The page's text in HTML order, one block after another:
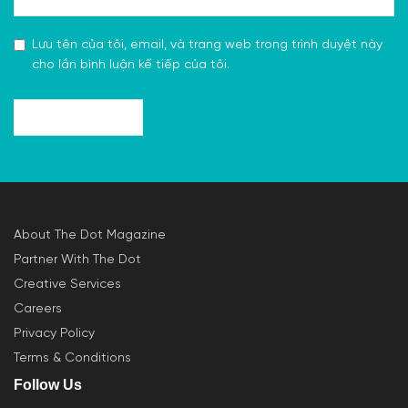
Lưu tên của tôi, email, và trang web trong trình duyệt này
cho lần bình luận kế tiếp của tôi.
About The Dot Magazine
Partner With The Dot
Creative Services
Careers
Privacy Policy
Terms & Conditions
Follow Us